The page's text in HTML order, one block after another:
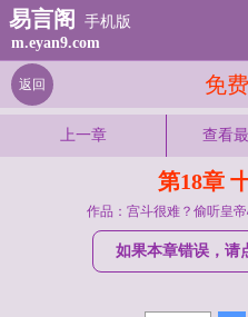
易言阁
手机版
m.eyan9.com
免
返回
上一章 查看
第18章
作品：宫斗很难？偷听皇
如果本章错误，请